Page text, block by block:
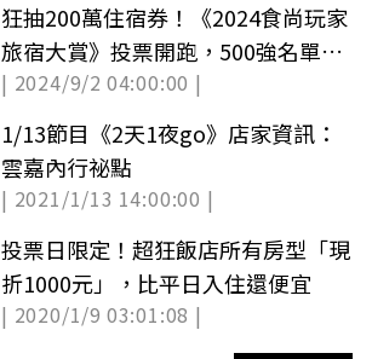
狂抽200萬住宿券！《2024食尚玩家
旅宿大賞》投票開跑，500強名單公
布角逐11大獎項
| 2024/9/2 04:00:00 |
1/13節目《2天1夜go》店家資訊：
雲嘉內行祕點
| 2021/1/13 14:00:00 |
投票日限定！超狂飯店所有房型「現
折1000元」，比平日入住還便宜
| 2020/1/9 03:01:08 |